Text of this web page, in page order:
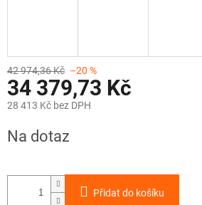
42 974,36 Kč –20 %
34 379,73 Kč
28 413 Kč bez DPH
cena:
Na dotaz
Přidat do košíku